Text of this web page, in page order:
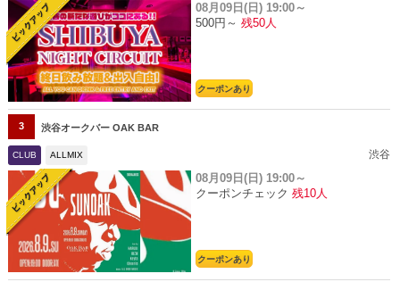
08月09日(日) 19:00～
500円～ 残50人
クーポンあり
3 渋谷オークバー OAK BAR
CLUB ALLMIX 渋谷
08月09日(日) 19:00～
クーポンチェック 残10人
クーポンあり